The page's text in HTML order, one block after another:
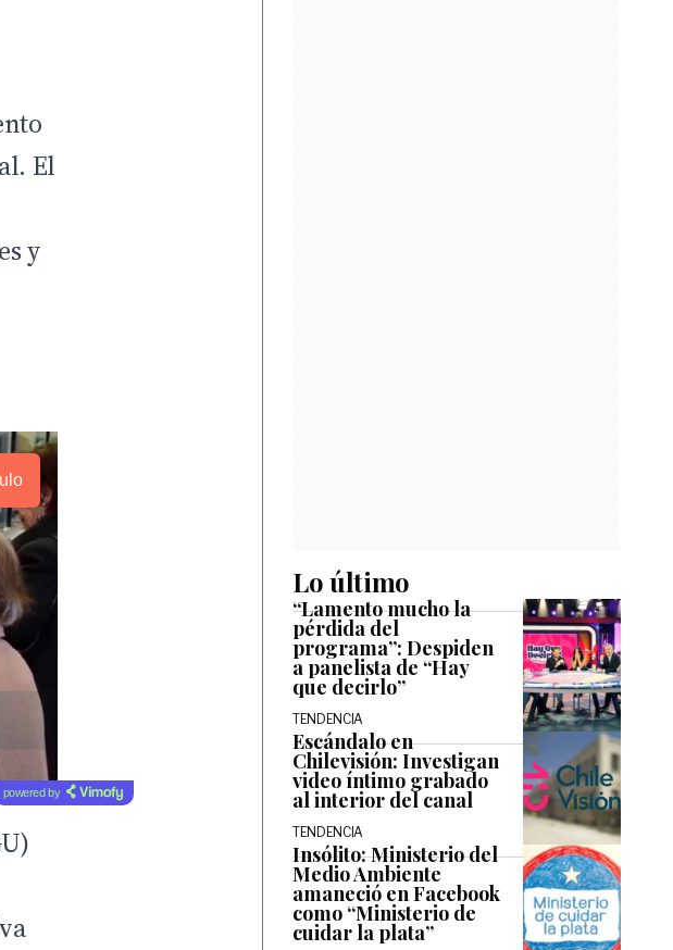
El
y
powered by
Lo último
“Lamento mucho la
pérdida del
programa”: Despiden
a panelista de “Hay
que decirlo”
TENDENCIA
Escándalo en
Chilevisión: Investigan
video íntimo grabado
al interior del canal
TENDENCIA
Insólito: Ministerio del
Medio Ambiente
amaneció en Facebook
como “Ministerio de
cuidar la plata”